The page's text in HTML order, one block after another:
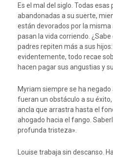
Es el mal del siglo. Todas
abandonadas a su suerte,
están devorados por la misma
pasan la vida corriendo.
padres repiten más a sus hijos:
evidentemente, todo recae
hacen pagar sus angustias y
Myriam siempre se ha
fueran un obstáculo a su
ancla que arrastra hasta el
ahogado hacia el fango.
profunda tristeza».
Louise trabaja sin descanso.